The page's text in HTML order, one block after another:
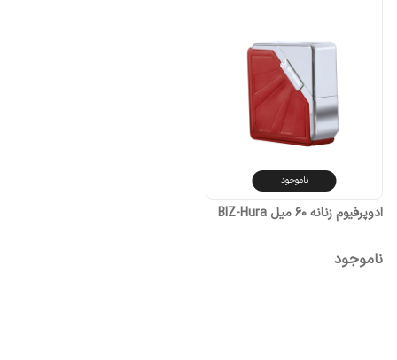
ناموجود
ادوپرفیوم زنانه ۶۰ میل BIZ-Hura
ناموجود